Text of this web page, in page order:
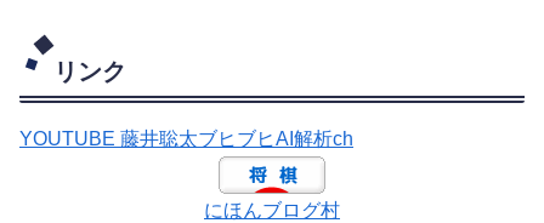
リンク
YOUTUBE 藤井聡太ブヒブヒAI解析ch
にほんブログ村